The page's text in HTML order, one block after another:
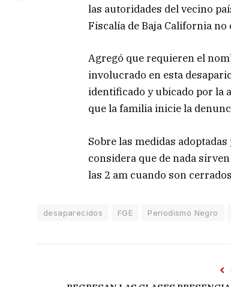
las autoridades del vecino
Fiscalía de Baja California no
Agregó que requieren el
involucrado en esta
identificado y ubicado por la
que la familia inicie la
Sobre las medidas
considera que de nada
las 2 am cuando son
desaparecidos FGE Periodismo Negro